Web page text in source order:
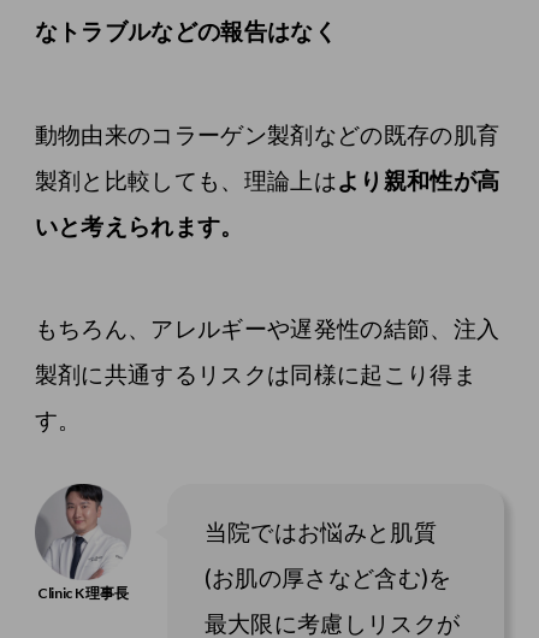
なトラブルなどの報告はなく
動物由来のコラーゲン製剤などの既存の肌育
製剤と比較しても、理論上は より親和性が高
いと考えられます。
もちろん、アレルギーや遅発性の結節、注入
製剤に共通するリスクは同様に起こり得ま
す。
当院ではお悩みと肌質
(お肌の厚さなど含む)を
最大限に考慮しリスクが